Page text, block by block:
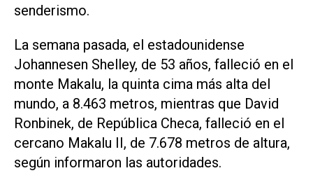
senderismo.
La semana pasada, el estadounidense
Johannesen Shelley, de 53 ‌años, falleció en el
monte Makalu, la quinta cima más alta del
mundo, a 8.463 metros, mientras que David
Ronbinek, de República Checa, falleció en ‌el
cercano Makalu II, ⁠de 7.678 metros de altura,
según informaron las autoridades.